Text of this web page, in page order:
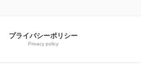
プライバシーポリシー
Privacy policy